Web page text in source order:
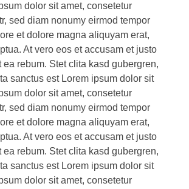
dolor sit amet, consetetur
sed diam nonumy eirmod tempor
et dolore magna aliquyam erat,
At vero eos et accusam et justo
ea rebum. Stet clita kasd gubergren,
sanctus est Lorem ipsum dolor sit
dolor sit amet, consetetur
sed diam nonumy eirmod tempor
et dolore magna aliquyam erat,
At vero eos et accusam et justo
ea rebum. Stet clita kasd gubergren,
sanctus est Lorem ipsum dolor sit
dolor sit amet, consetetur